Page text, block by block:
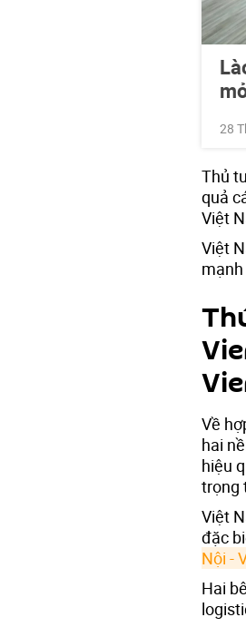
28
Thủ
quả
Việt
Việt
Về
hai
hiệu
trọng
Việt
đặc
Nội -
Hai